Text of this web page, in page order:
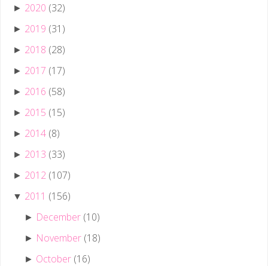
► 2020 (32)
► 2019 (31)
► 2018 (28)
► 2017 (17)
► 2016 (58)
► 2015 (15)
► 2014 (8)
► 2013 (33)
► 2012 (107)
▼ 2011 (156)
► December (10)
► November (18)
► October (16)